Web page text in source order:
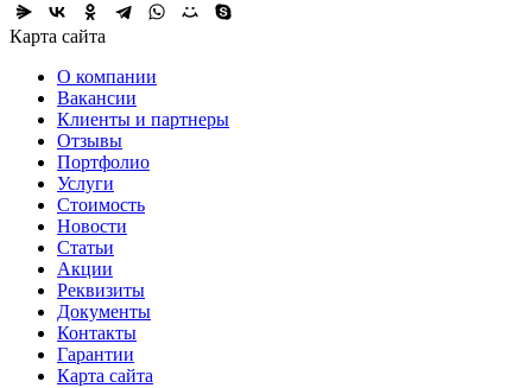
Карта сайта
О компании
Вакансии
Клиенты и партнеры
Отзывы
Портфолио
Услуги
Стоимость
Новости
Статьи
Акции
Реквизиты
Документы
Контакты
Гарантии
Карта сайта